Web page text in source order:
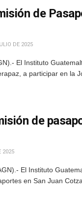
de
DE 2025
El Instituto
a participar en la
de
2025
El Instituto
en San Juan